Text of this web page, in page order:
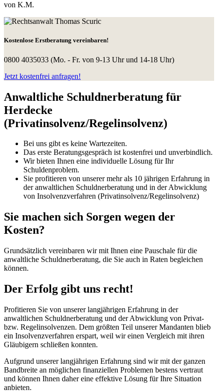
von K.M.
Kostenlose Erstberatung vereinbaren!
0800 4035033 (Mo. - Fr. von 9-13 Uhr und 14-18 Uhr)
Jetzt kostenfrei anfragen!
Anwaltliche Schuldnerberatung für
Herdecke
(Privatinsolvenz/Regelinsolvenz)
Bei uns gibt es keine Wartezeiten.
Das erste Beratungsgespräch ist kostenfrei und unverbindlich.
Wir bieten Ihnen eine individuelle Lösung für Ihr
Schuldenproblem.
Sie profitieren von unserer mehr als 10 jährigen Erfahrung in
der anwaltlichen Schuldnerberatung und in der Abwicklung
von Insolvenzverfahren (Privatinsolvenz/Regelinsolvenz)
Sie machen sich Sorgen wegen der
Kosten?
Grundsätzlich vereinbaren wir mit Ihnen eine Pauschale für die
anwaltliche Schuldnerberatung, die Sie auch in Raten begleichen
können.
Der Erfolg gibt uns recht!
Profitieren Sie von unserer langjährigen Erfahrung in der
anwaltlichen Schuldnerberatung und der Abwicklung von Privat-
bzw. Regelinsolvenzen. Dem größten Teil unserer Mandanten blieb
ein Insolvenzverfahren erspart, weil wir einen Vergleich mit ihren
Gläubigern schließen konnten.
Aufgrund unserer langjährigen Erfahrung sind wir mit der ganzen
Bandbreite an möglichen finanziellen Problemen bestens vertraut
und können Ihnen daher eine effektive Lösung für Ihre Situation
anbieten.